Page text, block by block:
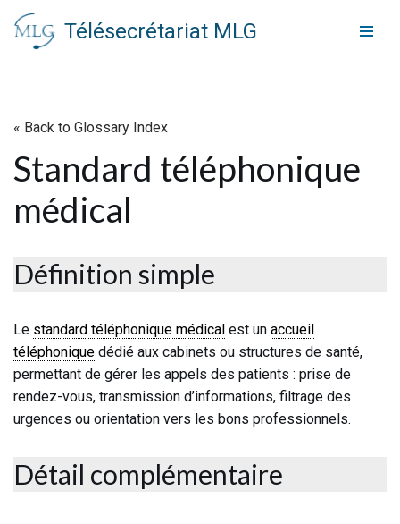
Aller
Télésecrétariat MLG
« Back to Glossary Index
Standard téléphonique
médical
Définition simple
Le standard téléphonique médical est un accueil
téléphonique dédié aux cabinets ou structures de santé,
permettant de gérer les appels des patients : prise de
rendez-vous, transmission d’informations, filtrage des
urgences ou orientation vers les bons professionnels.
Détail complémentaire